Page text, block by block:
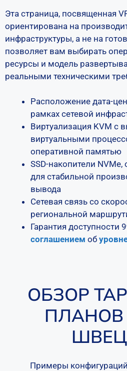
Эта страница, посвященная
ориентирована на
инфраструктуры, а не на
позволяет вам выбирать
ресурсы и модель
реальными техническими
Расположение дата-
рамках сетевой
Виртуализация KVM с
виртуальными
оперативной памятью
SSD-накопители
для стабильной
вывода
Сетевая связь со
региональной
Гарантия доступности
соглашением об
ОБЗОР
ПЛАНОВ
Примеры